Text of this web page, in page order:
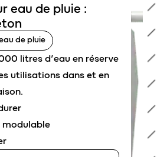
eau de pluie :
de pluie
litres d’eau en réserve
utilisations dans et en